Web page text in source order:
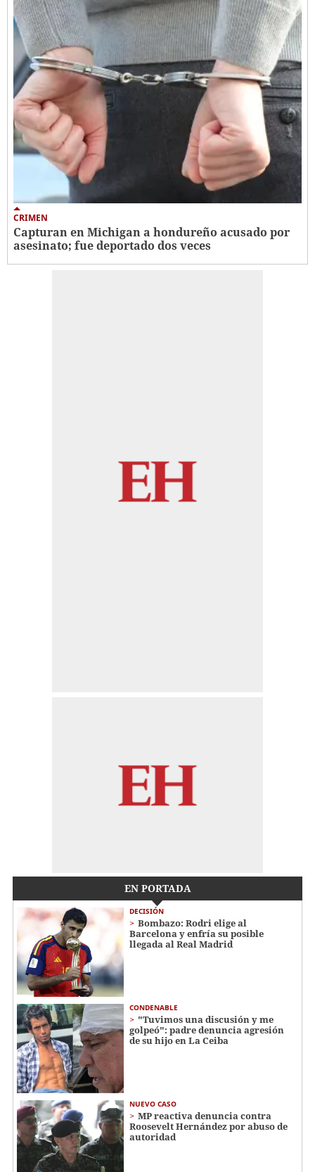
CRIMEN
Capturan en Michigan a hondureño acusado por
asesinato; fue deportado dos veces
EN PORTADA
DECISIÓN
Bombazo: Rodri elige al
Barcelona y enfría su posible
llegada al Real Madrid
CONDENABLE
"Tuvimos una discusión y me
golpeó": padre denuncia agresión
de su hijo en La Ceiba
NUEVO CASO
MP reactiva denuncia contra
Roosevelt Hernández por abuso de
autoridad